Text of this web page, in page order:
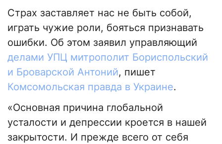
Страх заставляет нас не быть собой,
играть чужие роли, бояться признавать
ошибки. Об этом заявил управляющий
делами УПЦ митрополит Бориспольский
и Броварской Антоний, пишет
Комсомольская правда в Украине.
«Основная причина глобальной
усталости и депрессии кроется в нашей
закрытости. И прежде всего от себя